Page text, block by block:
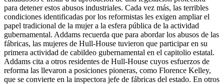
para detener estos abusos industriales. Cada vez más, las terribles
condiciones identificadas por los reformistas les exigen ampliar el
papel tradicional de la mujer a la esfera pública de la actividad
gubernamental. Addams recuerda que para abordar los abusos de las
fábricas, las mujeres de Hull-House tuvieron que participar en su
primera actividad de cabildeo gubernamental en el capitolio estatal.
Addams cita a otros residentes de Hull-House cuyos esfuerzos de
reforma las llevaron a posiciones pioneras, como Florence Kelley,
que se convierte en la inspectora jefe de fábricas del estado. En otros